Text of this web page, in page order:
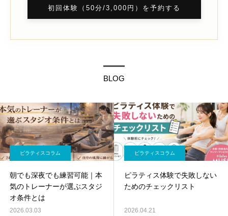
初回体験（50分/3,000円）を予約する
BLOG
ピラティスコラム
朝でも深夜でも練習可能｜本
気のトレーナーが選ぶスタジ
オ条件とは
2026.03.03
ピラティスコラム
ピラティス体験で失敗しない
ためのチェックリスト
2026.04.21